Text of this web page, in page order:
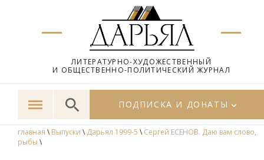
ЛИТЕРАТУРНО-ХУДОЖЕСТВЕННЫЙ
И ОБЩЕСТВЕННО-ПОЛИТИЧЕСКИЙ ЖУРНАЛ
ПОДПИСКА И ДОНАТЫ
главная \ Выпуски \ Дарьял 1999-5 \ Сергей ЕСЕНОВ. Даю вам слово,
рыбы \